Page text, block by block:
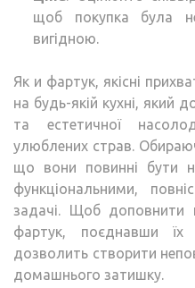
щоб покупка була
вигідною.
Як и фартук, якісні
на будь-якій кухні, який
та естетичної
улюблених страв.
що вони повинні бути
функціональними,
задачі. Щоб доповнити
фартук, поєднавши
дозволить створити
домашнього затишку.